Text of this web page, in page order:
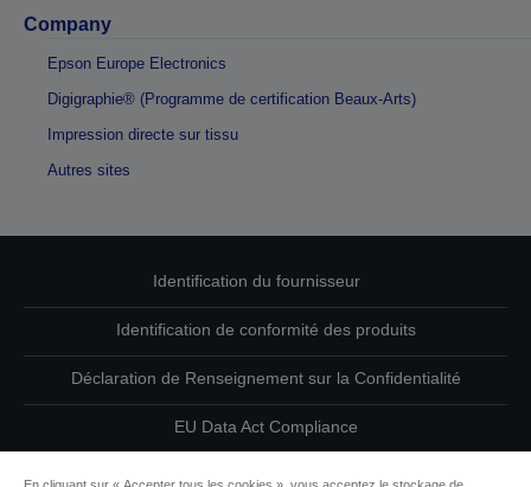
Company
Epson Europe Electronics
Digigraphie® (Programme de certification Beaux-Arts)
Impression directe sur tissu
Autres sites
Identification du fournisseur
Identification de conformité des produits
Déclaration de Renseignement sur la Confidentialité
EU Data Act Compliance